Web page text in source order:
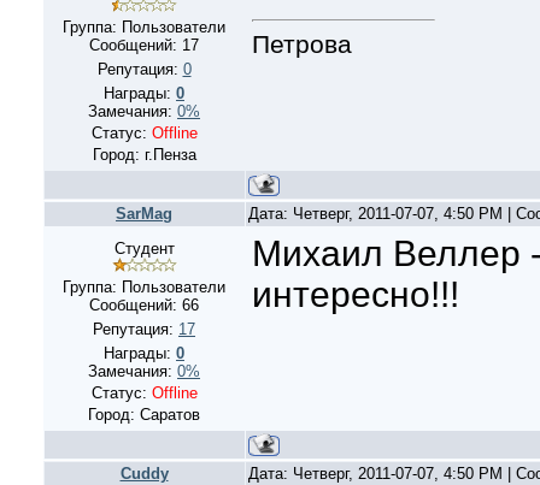
Группа: Пользователи
Сообщений: 17
Репутация: 0
Награды: 0
Замечания: 0%
Статус: Offline
Город: г.Пенза
Петрова
SarMag
Дата: Четверг, 2011-07-07, 4:50 PM |
Студент
Группа: Пользователи
Сообщений: 66
Репутация: 17
Награды: 0
Замечания: 0%
Статус: Offline
Город: Саратов
Михаил Веллер
интересно!!!
Cuddy Дата: Четверг, 2011-07-07, 4:50 PM |